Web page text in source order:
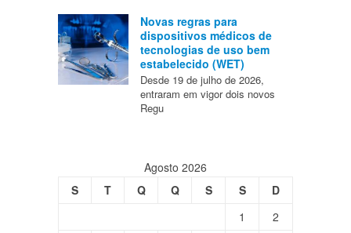
Novas regras para
dispositivos médicos de
tecnologias de uso bem
estabelecido (WET)
Desde 19 de julho de 2026,
entraram em vigor dois novos
Regu
Agosto 2026
S
T Q Q S S
D
1
2